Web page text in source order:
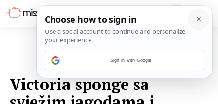
Victoria sponge sa
Sign in with Google